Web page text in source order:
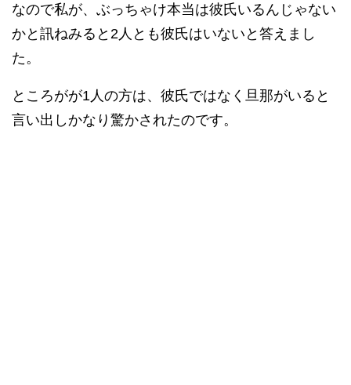
なので私が、ぶっちゃけ本当は彼氏いるんじゃない
かと訊ねみると2人とも彼氏はいないと答えまし
た。
ところがが1人の方は、彼氏ではなく旦那がいると
言い出しかなり驚かされたのです。